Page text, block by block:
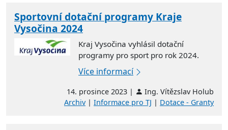
Sportovní dotační programy Kraje
Vysočina 2024
Kraj Vysočina vyhlásil dotační
programy pro sport pro rok 2024.
Více informací
14. prosince 2023 |
Ing. Vítězslav Holub
Archiv| Informace pro TJ | Dotace - Granty